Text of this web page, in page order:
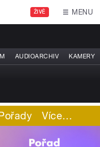
ŽIVĚ MENU
AUDIOARCHIV KAMERY
Více…